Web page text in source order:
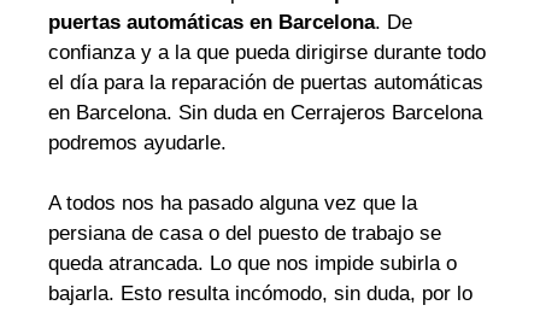
puertas automáticas en Barcelona. De
confianza y a la que pueda dirigirse durante todo
el día para la reparación de puertas automáticas
en Barcelona. Sin duda en Cerrajeros Barcelona
podremos ayudarle.
A todos nos ha pasado alguna vez que la
persiana de casa o del puesto de trabajo se
queda atrancada. Lo que nos impide subirla o
bajarla. Esto resulta incómodo, sin duda, por lo